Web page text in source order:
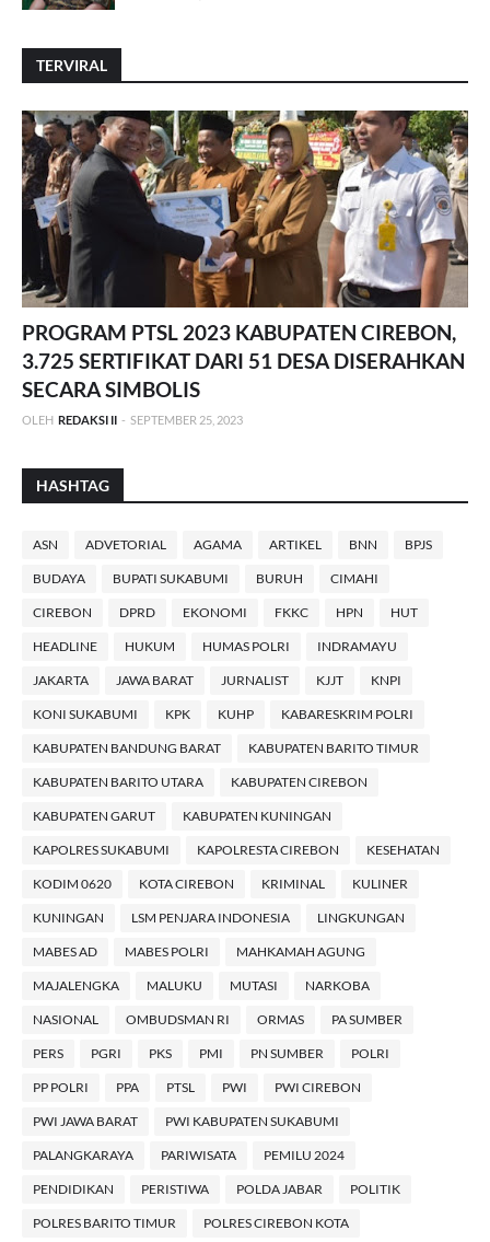
TERVIRAL
PROGRAM PTSL 2023 KABUPATEN CIREBON,
3.725 SERTIFIKAT DARI 51 DESA DISERAHKAN
SECARA SIMBOLIS
OLEH REDAKSI II - SEPTEMBER 25, 2023
HASHTAG
ASN ADVETORIAL AGAMA ARTIKEL BNN BPJS
BUDAYA BUPATI SUKABUMI BURUH CIMAHI
CIREBON DPRD EKONOMI FKKC HPN HUT
HEADLINE HUKUM HUMAS POLRI INDRAMAYU
JAKARTA JAWA BARAT JURNALIST KJJT KNPI
KONI SUKABUMI KPK KUHP KABARESKRIM POLRI
KABUPATEN BANDUNG BARAT KABUPATEN BARITO TIMUR
KABUPATEN BARITO UTARA KABUPATEN CIREBON
KABUPATEN GARUT KABUPATEN KUNINGAN
KAPOLRES SUKABUMI KAPOLRESTA CIREBON KESEHATAN
KODIM 0620 KOTA CIREBON KRIMINAL KULINER
KUNINGAN LSM PENJARA INDONESIA LINGKUNGAN
MABES AD MABES POLRI MAHKAMAH AGUNG
MAJALENGKA MALUKU MUTASI NARKOBA
NASIONAL OMBUDSMAN RI ORMAS PA SUMBER
PERS PGRI PKS PMI PN SUMBER POLRI
PP POLRI PPA PTSL PWI PWI CIREBON
PWI JAWA BARAT PWI KABUPATEN SUKABUMI
PALANGKARAYA PARIWISATA PEMILU 2024
PENDIDIKAN PERISTIWA POLDA JABAR POLITIK
POLRES BARITO TIMUR POLRES CIREBON KOTA